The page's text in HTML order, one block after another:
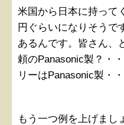
米国から日本に持って
円ぐらいになりそうで
あるんです。皆さん、
頼のPanasonic製？・
リーはPanasonic製・
もう一つ例を上げまし